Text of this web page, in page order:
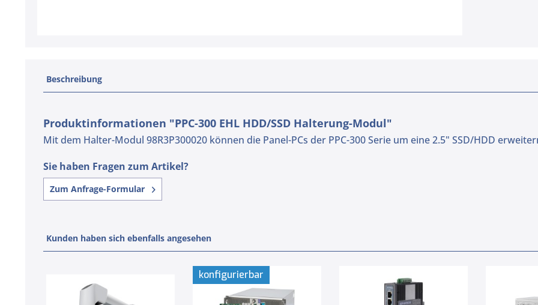
Beschreibung
Produktinformationen "PPC-300 EHL HDD/SSD Halterung-Modul"
Mit dem Halter-Modul 98R3P300020 können die Panel-PCs der PPC-300 Serie um eine 2.5" SSD/HDD
Sie haben Fragen zum Artikel?
Zum Anfrage-Formular
Kunden haben sich ebenfalls angesehen
konfigurierbar